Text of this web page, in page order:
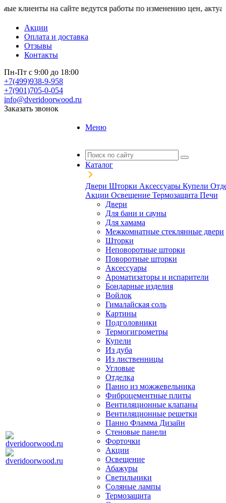
на сайте ведутся работы по изменению цен, актуальную
Акции
Оплата и доставка
Отзывы
Контакты
Пн-Пт с 9:00 до 18:00
+7(499)938-9-958
+7(901)705-0-054
info@dveridoorwood.ru
Заказать звонок
Меню
Каталог
Двери Шторки Аксессуары Купели
Акции Освещение Термозащита Печи
Двери
Для бани и сауны
Для хамама
Межкомнатные стеклянные двери
Шторки
Неповоротные шторки
Поворотные шторки
Аксессуары
Ароматизаторы и испарители
Бондарные изделия
Войлок
Гималайская соль
Картины
Подголовники
Термогигрометры
Купели
Из дуба
Из лиственницы
Угловые
Отделка
Панно из можжевельника
Фиброцементные плиты
Вентиляционные клапаны
Вентиляционные решетки
Панно Фламма Дизайн
Стеновые панели
Форточки
Акции
Освещение
Абажуры
Светильники
Соляные лампы
Термозащита